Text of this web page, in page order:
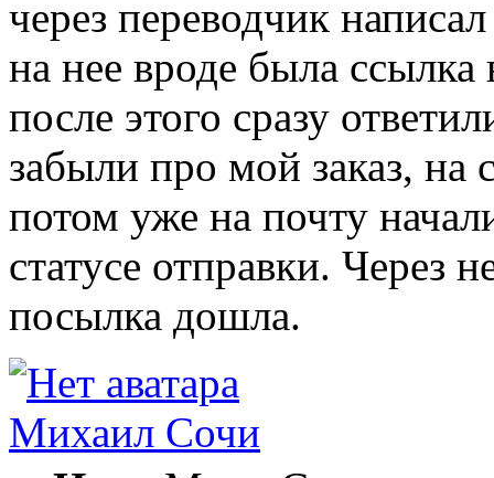
через переводчик
на нее вроде была
после этого сразу
забыли про мой заказ, на
потом уже на почту
статусе отправки. Через
посылка дошла.
Михаил Сочи